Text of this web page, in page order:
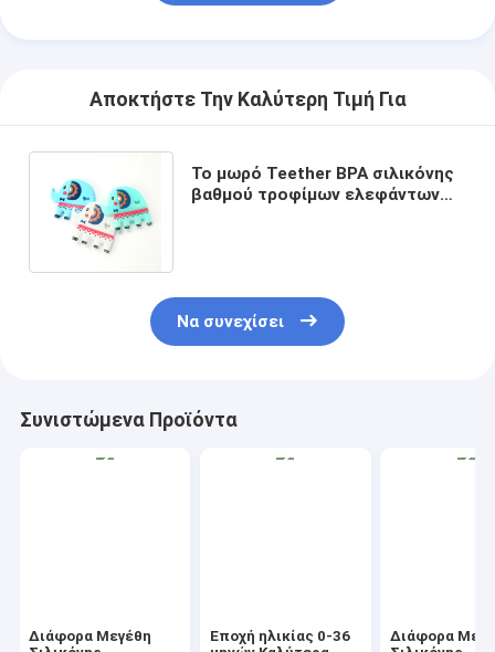
Αποκτήστε Την Καλύτερη Τιμή Για
Το μωρό Teether BPA σιλικόνης
βαθμού τροφίμων ελεφάντων
Να συνεχίσει
Συνιστώμενα Προϊόντα
Διάφορα Μεγέθη
Εποχή ηλικίας 0-36
Διάφορα